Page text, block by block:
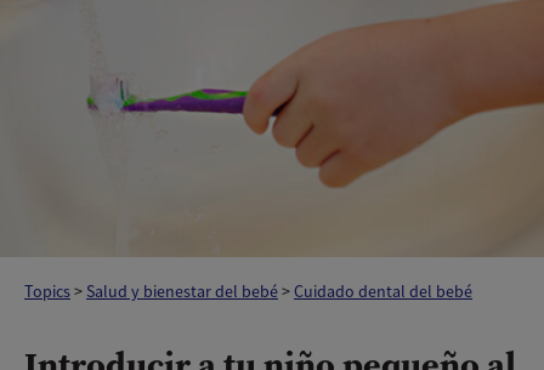
Topics> Salud y bienestar del bebé>Cuidado dental del bebé